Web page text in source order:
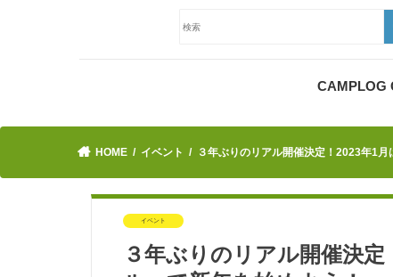
CAMPLOG
HOME イベント ３年ぶりのリアル開催決定！2023年1
イベント
３年ぶりのリアル開催決